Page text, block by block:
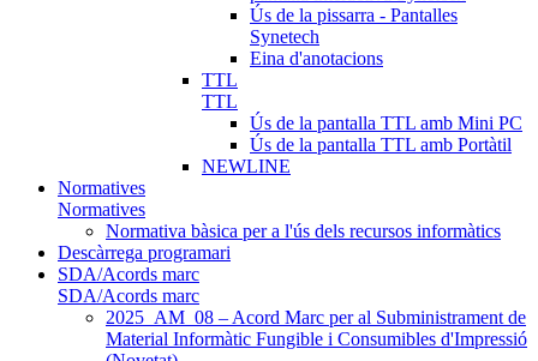
Ús de la pissarra - Pantalles
Synetech
Eina d'anotacions
TTL
TTL
Ús de la pantalla TTL amb Mini PC
Ús de la pantalla TTL amb Portàtil
NEWLINE
Normatives
Normatives
Normativa bàsica per a l'ús dels recursos informàtics
Descàrrega programari
SDA/Acords marc
SDA/Acords marc
2025_AM_08 – Acord Marc per al Subministrament de
Material Informàtic Fungible i Consumibles d'Impressió